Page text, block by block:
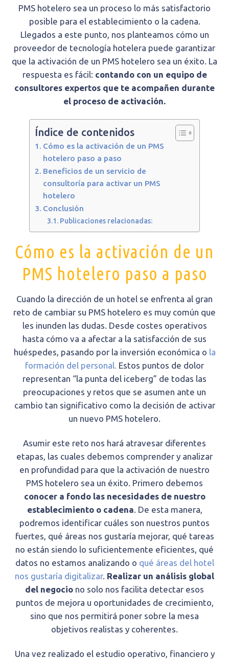
PMS hotelero sea un proceso lo más satisfactorio
posible para el establecimiento o la cadena.
Llegados a este punto, nos planteamos cómo un
proveedor de tecnología hotelera puede garantizar
que la activación de un PMS hotelero sea un éxito. La
respuesta es fácil: contando con un equipo de
consultores expertos que te acompañen durante
el proceso de activación.
Índice de contenidos
Cómo es la activación de un PMS
hotelero paso a paso
Beneficios de un servicio de
consultoría para activar un PMS
hotelero
Conclusión
Publicaciones relacionadas:
Cómo es la activación de un
PMS hotelero paso a paso
Cuando la dirección de un hotel se enfrenta al gran
reto de cambiar su PMS hotelero es muy común que
les inunden las dudas. Desde costes operativos
hasta cómo va a afectar a la satisfacción de sus
huéspedes, pasando por la inversión económica o la
formación del personal. Estos puntos de dolor
representan “la punta del iceberg” de todas las
preocupaciones y retos que se asumen ante un
cambio tan significativo como la decisión de activar
un nuevo PMS hotelero.
Asumir este reto nos hará atravesar diferentes
etapas, las cuales debemos comprender y analizar
en profundidad para que la activación de nuestro
PMS hotelero sea un éxito. Primero debemos
conocer a fondo las necesidades de nuestro
establecimiento o cadena . De esta manera,
podremos identificar cuáles son nuestros puntos
fuertes, qué áreas nos gustaría mejorar, qué tareas
no están siendo lo suficientemente eficientes, qué
datos no estamos analizando o qué áreas del hotel
nos gustaría digitalizar. Realizar un análisis global
del negocio no solo nos facilita detectar esos
puntos de mejora u oportunidades de crecimiento,
sino que nos permitirá poner sobre la mesa
objetivos realistas y coherentes.
Una vez realizado el estudio operativo, financiero y